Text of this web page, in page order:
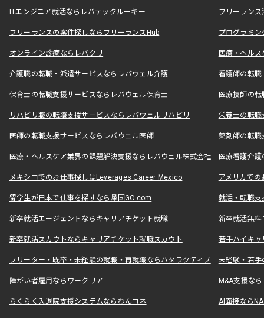
ITエンジニア就活ならレバテックルーキー フリーラン
フリーランスの案件探しならフリーランスHub プログラミ
オンライン診療ならレバクリ 医療・ヘル
介護職の転職・派遣サービスならレバウェル介護 看護師の転
保育士の転職支援サービスならレバウェル保育士 医療技師の
リハビリ職の転職支援サービスならレバウェルリハビリ 栄養士の転
医師の転職支援サービスならレバウェル医師 薬剤師の転
医療・ヘルスケア業界の課題解決支援ならレバウェル株式会社 医療看護介
メキシコでのお仕事探しはLeverages Career Mexico アメリカで
留学生が日本で仕事を探すなら帰国GO.com 就活・転職
新卒就活エージェントならキャリアチケット就職 新卒就活無料
新卒就活スカウトならキャリアチケット就職スカウト 若手ハイキ
フリーター・既卒・未経験の就職・再就職ならハタラクティブ 未経験・若手
障がい者雇用ならワークリア M&A支援な
らくらく入退院支援システムならわんコネ AI面接なら